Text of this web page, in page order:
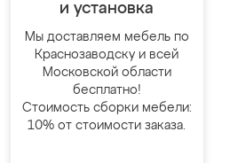
и установка
Мы доставляем мебель по
Краснозаводску и всей
Московской области
бесплатно!
Стоимость сборки мебели:
10% от стоимости заказа.